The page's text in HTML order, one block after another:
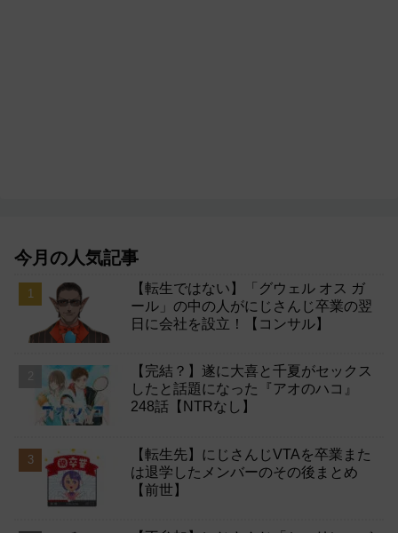
今月の人気記事
【転生ではない】「グウェル オス ガ
ール」の中の人がにじさんじ卒業の翌
日に会社を設立！【コンサル】
【完結？】遂に大喜と千夏がセックス
したと話題になった『アオのハコ』
248話【NTRなし】
【転生先】にじさんじVTAを卒業また
は退学したメンバーのその後まとめ
【前世】